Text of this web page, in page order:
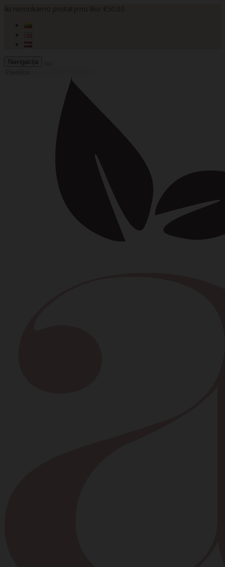
Navigacija